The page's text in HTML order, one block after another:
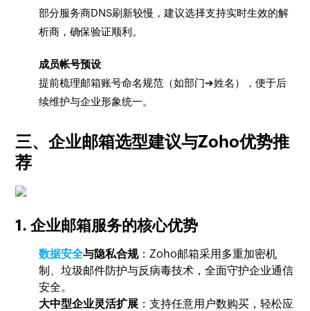
部分服务商DNS刷新较慢，建议选择支持实时生效的解
析商，确保验证顺利。
成员帐号预设
提前梳理邮箱账号命名规范（如部门➔姓名），便于后
续维护与企业形象统一。
三、企业邮箱选型建议与Zoho优势推
荐
1. 企业邮箱服务的核心优势
数据安全与隐私合规：Zoho邮箱采用多重加密机
制、垃圾邮件防护与反病毒技术，全面守护企业通信
安全。
大中型企业灵活扩展 ：支持任意用户数购买，轻松应